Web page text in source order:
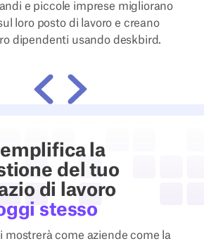
e piccole imprese migliorano
loro posto di lavoro e creano
dipendenti usando deskbird.
PrecedenteSeguente
la
del tuo
di lavoro
stesso
mostrerà come aziende come la